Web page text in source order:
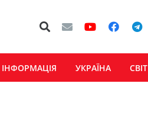
ІНФОРМАЦІЯ УКРАЇНА СВІТ